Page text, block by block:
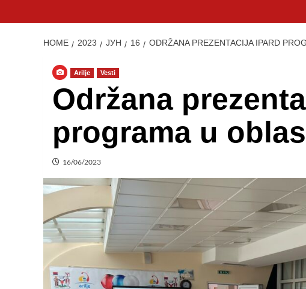
HOME 2023 ЈУН 16 ODRŽANA PREZENTACIJA IPARD
Arilje Vesti
Održana
programa u
16/06/2023